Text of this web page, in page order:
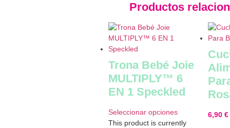
Productos
Trona Bebé Joie
MULTIPLY™ 6
EN 1 Speckled
Seleccionar opciones
This product is currently
6,90 €